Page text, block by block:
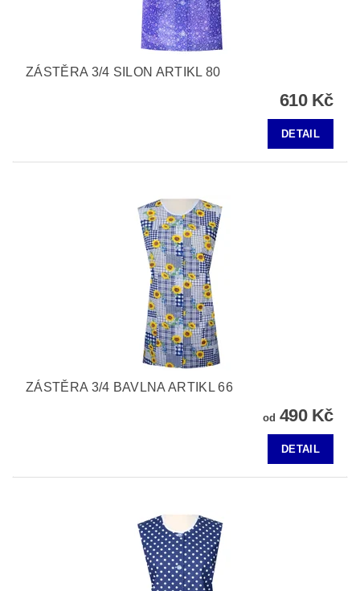
ZÁSTĚRA 3/4 SILON ARTIKL 80
610 Kč
DETAIL
ZÁSTĚRA 3/4 BAVLNA ARTIKL 66
od 490 Kč
DETAIL